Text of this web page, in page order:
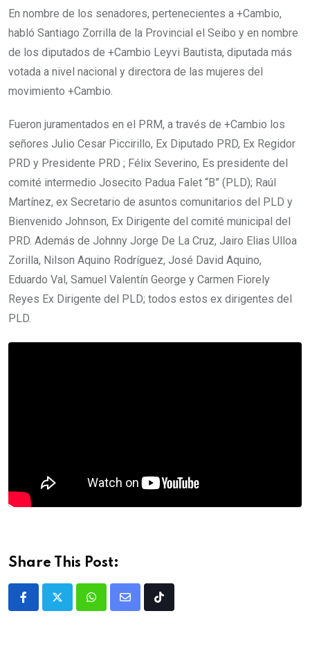
En nombre de los senadores, pertenecientes a +Cambio,
habló Santiago Zorrilla de la Provincial el Seibo y en nombre
de los diputados de +Cambio Leyvi Bautista, diputada más
votada a nivel nacional y directora de las mujeres del
movimiento +Cambio.
Fueron juramentados en el PRM, a través de +Cambio los
señores Julio Cesar Piccirillo, Ex Diputado PRD, Ex Regidor
PRD y Presidente PRD ; Félix Severino, Es presidente del
comité intermedio Josecito Padua Falet “B” (PLD); Raúl
Martínez, ex Secretario de asuntos comunitarios del PLD y
Bienvenido Johnson, Ex Dirigente del comité municipal del
PRD. Además de Johnny Jorge De La Cruz, Jairo Elias Ulloa
Zorilla, Nilson Aquino Rodríguez, José David Aquino,
Eduardo Val, Samuel Valentín George y Carmen Fiorely
Reyes Ex Dirigente del PLD; todos estos ex dirigentes del
PLD.
Share This Post: